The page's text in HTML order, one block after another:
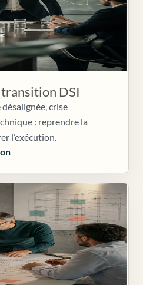
DSI
crise
: reprendre la
l’exécution.